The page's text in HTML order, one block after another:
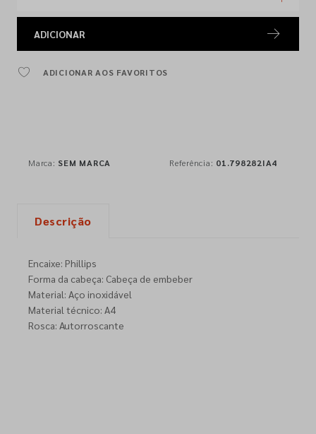
ADICIONAR
ADICIONAR AOS FAVORITOS
Marca: SEM MARCA Referência: 01.798282IA4
Descrição
Encaixe: Phillips
Forma da cabeça: Cabeça de embeber
Material: Aço inoxidável
Material técnico: A4
Rosca: Autorroscante